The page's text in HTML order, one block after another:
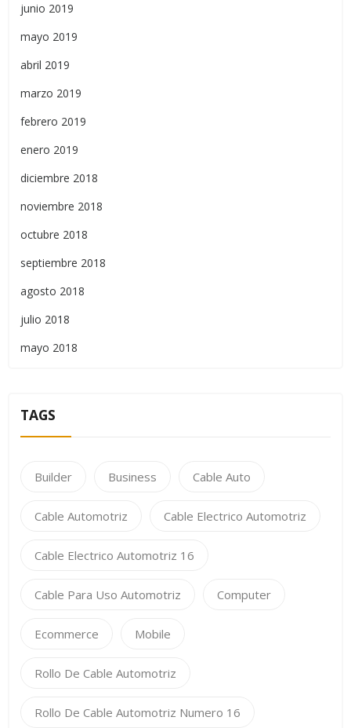
junio 2019
mayo 2019
abril 2019
marzo 2019
febrero 2019
enero 2019
diciembre 2018
noviembre 2018
octubre 2018
septiembre 2018
agosto 2018
julio 2018
mayo 2018
TAGS
Builder Business Cable Auto
Cable Automotriz Cable Electrico Automotriz
Cable Electrico Automotriz 16
Cable Para Uso Automotriz Computer
Ecommerce Mobile
Rollo De Cable Automotriz
Rollo De Cable Automotriz Numero 16